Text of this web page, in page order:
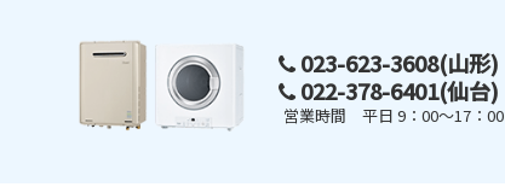
023-623-3608(山形)
022-378-6401(仙台)
営業時間 平日 9：00～17：00